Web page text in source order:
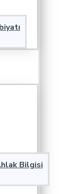
Bilgisi